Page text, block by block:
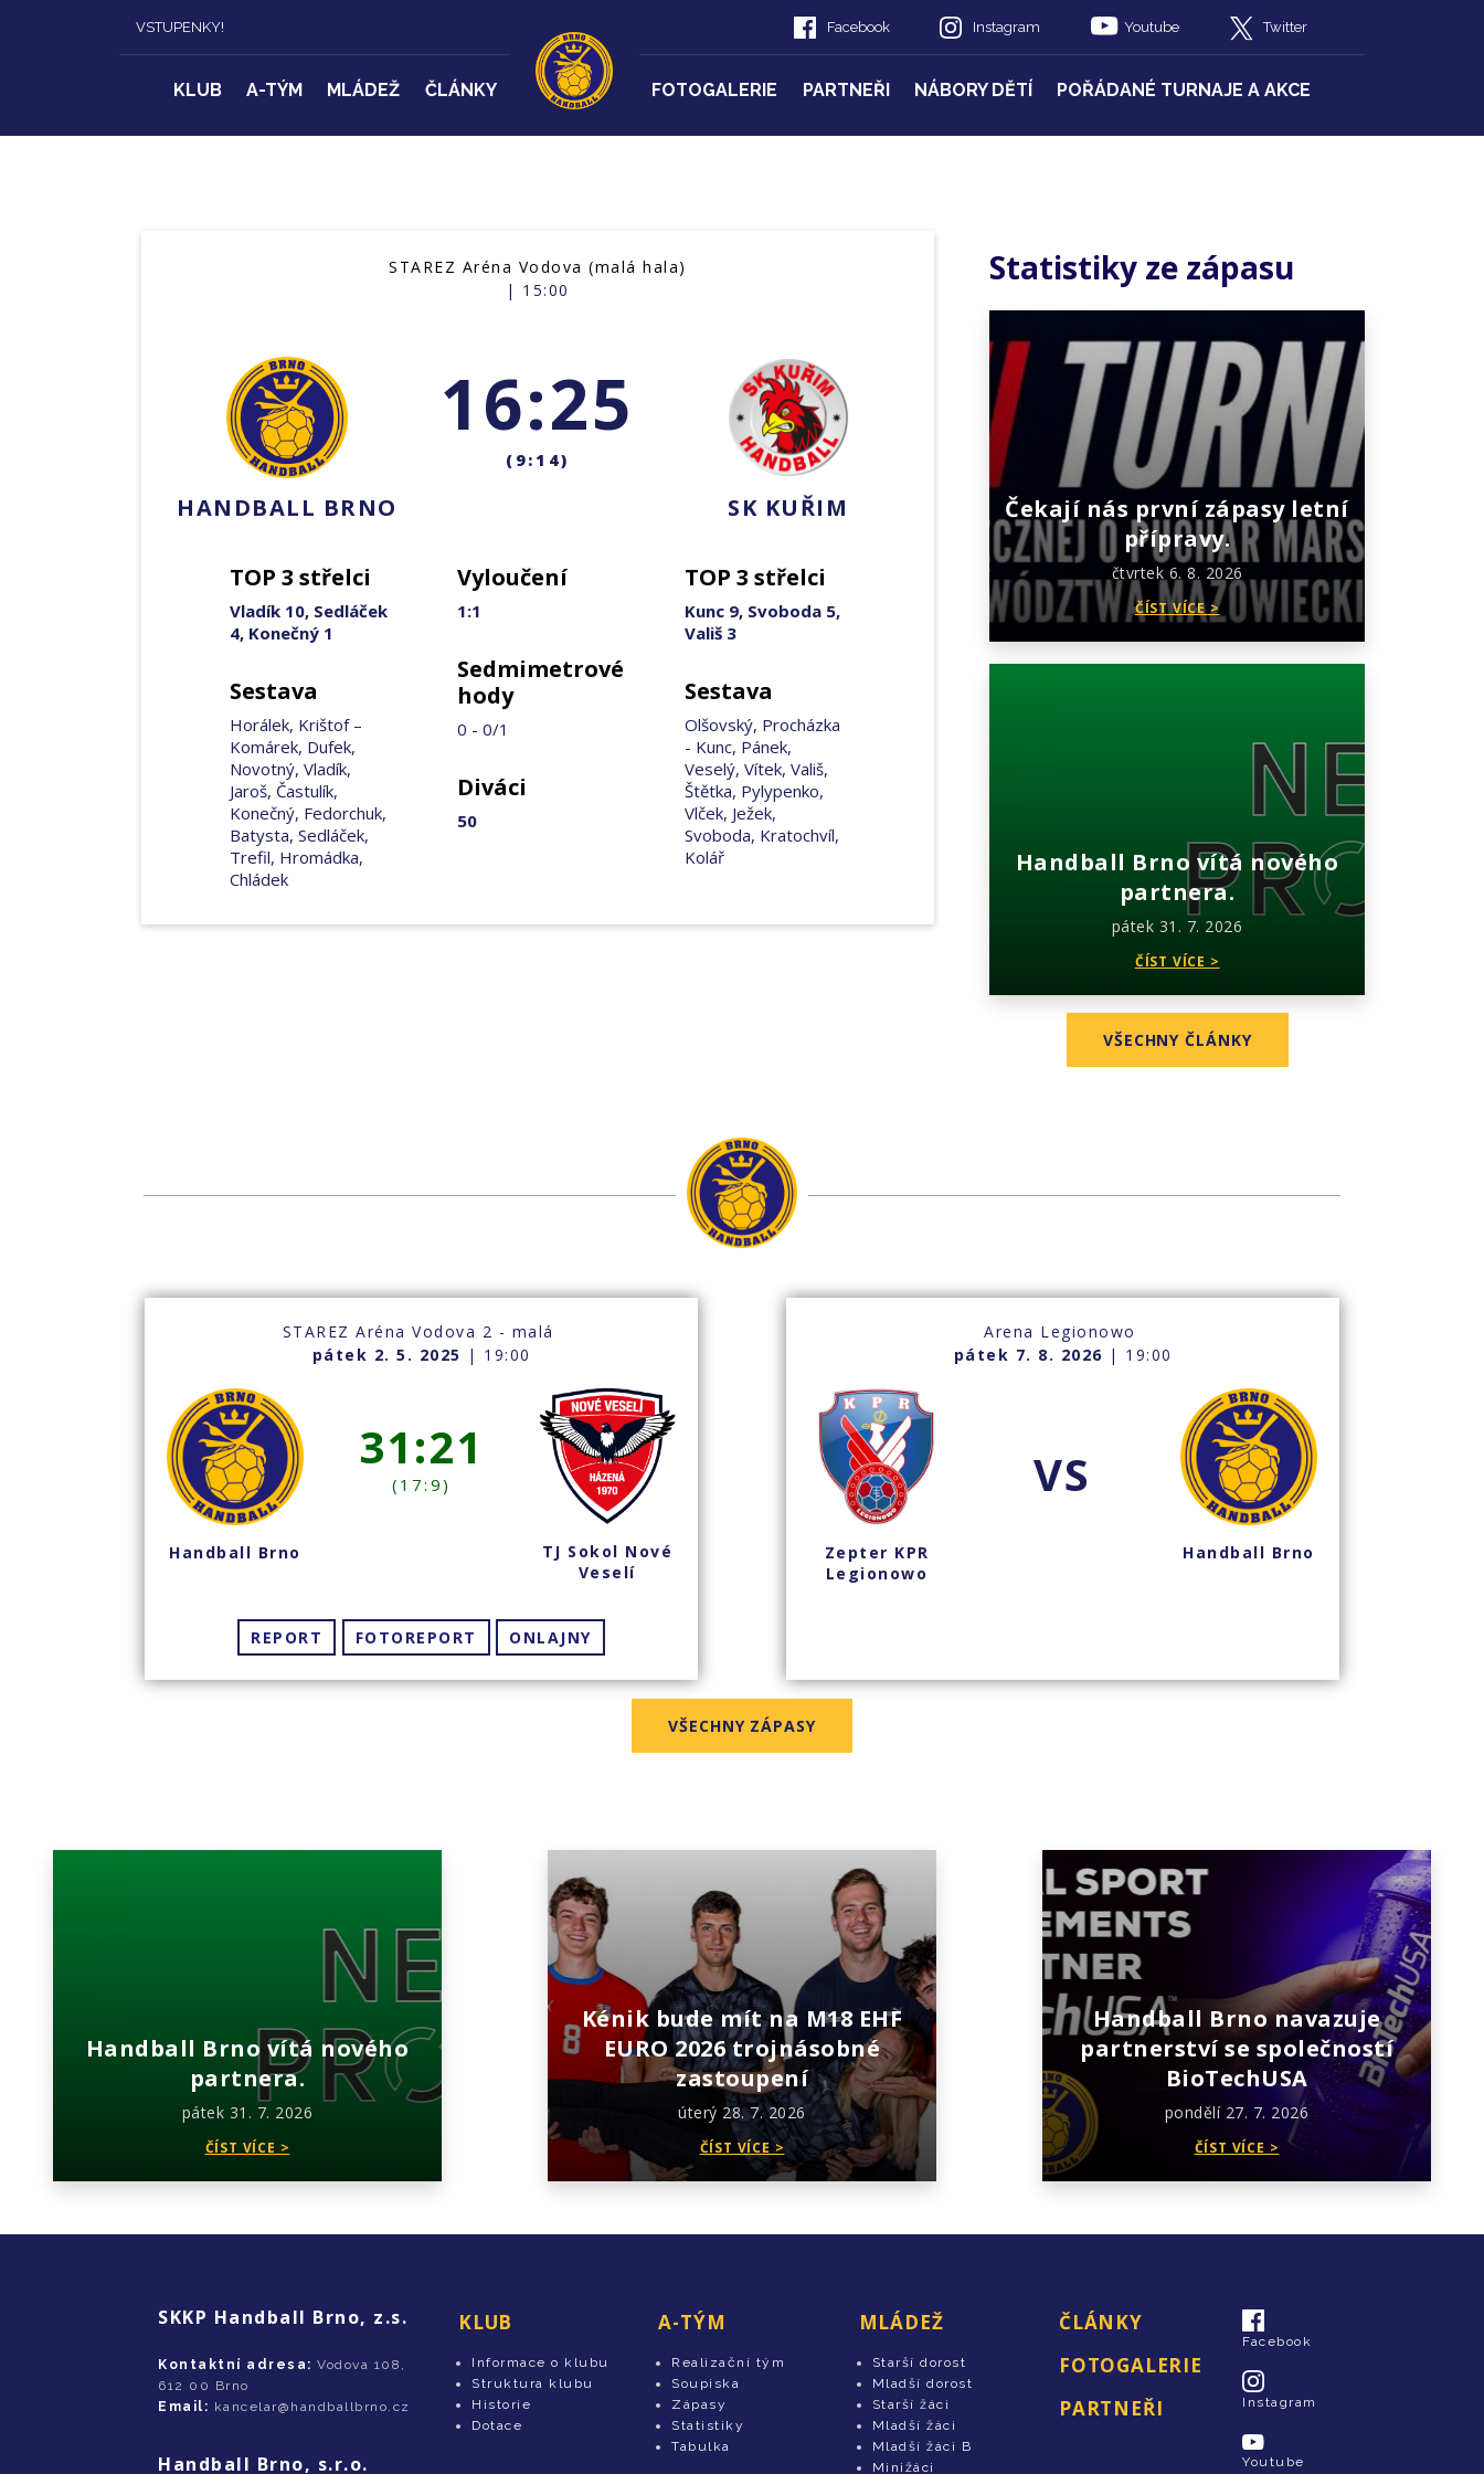
VSTUPENKY! Facebook Instagram Youtube Twitter
KLUB A-TÝM MLÁDEŽ ČLÁNKY FOTOGALERIE PARTNEŘI NÁBORY DĚTÍ POŘÁDANÉ TURNAJE A AKCE
STAREZ Aréna Vodova (malá hala)
| 15:00
HANDBALL BRNO
16:25
(9:14)
SK KUŘIM
TOP 3 střelci
Vladík 10, Sedláček
4, Konečný 1
Sestava
Horálek, Krištof –
Komárek, Dufek,
Novotný, Vladík,
Jaroš, Častulík,
Konečný, Fedorchuk,
Batysta, Sedláček,
Trefil, Hromádka,
Chládek
Vyloučení
1:1
Sedmimetrové
hody
0 - 0/1
Diváci
50
TOP 3 střelci
Kunc 9, Svoboda 5,
Vališ 3
Sestava
Olšovský, Procházka
- Kunc, Pánek,
Veselý, Vítek, Vališ,
Štětka, Pylypenko,
Vlček, Ježek,
Svoboda, Kratochvíl,
Kolář
Statistiky ze zápasu
Čekají nás první zápasy letní
přípravy.
čtvrtek 6. 8. 2026
ČÍST VÍCE >
Handball Brno vítá nového
partnera.
pátek 31. 7. 2026
ČÍST VÍCE >
VŠECHNY ČLÁNKY
STAREZ Aréna Vodova 2 - malá
pátek 2. 5. 2025 | 19:00
Handball Brno
31:21
(17:9)
TJ Sokol Nové
Veselí
REPORT FOTOREPORT ONLAJNY
Arena Legionowo
pátek 7. 8. 2026 | 19:00
Zepter KPR
Legionowo
VS
Handball Brno
VŠECHNY ZÁPASY
Handball Brno vítá nového
partnera.
pátek 31. 7. 2026
ČÍST VÍCE >
Kénik bude mít na M18 EHF
EURO 2026 trojnásobné
zastoupení
úterý 28. 7. 2026
ČÍST VÍCE >
Handball Brno navazuje
partnerství se společností
BioTechUSA
pondělí 27. 7. 2026
ČÍST VÍCE >
SKKP Handball Brno, z.s.
Kontaktní adresa: Vodova 108,
612 00 Brno
Email: kancelar@handballbrno.cz
Handball Brno, s.r.o.
KLUB
Informace o klubu
Struktura klubu
Historie
Dotace
A-TÝM
Realizační tým
Soupiska
Zápasy
Statistiky
Tabulka
MLÁDEŽ
Starší dorost
Mladší dorost
Starší žáci
Mladší žáci
Mladší žáci B
Minižáci
ČLÁNKY
FOTOGALERIE
PARTNEŘI
Facebook
Instagram
Youtube